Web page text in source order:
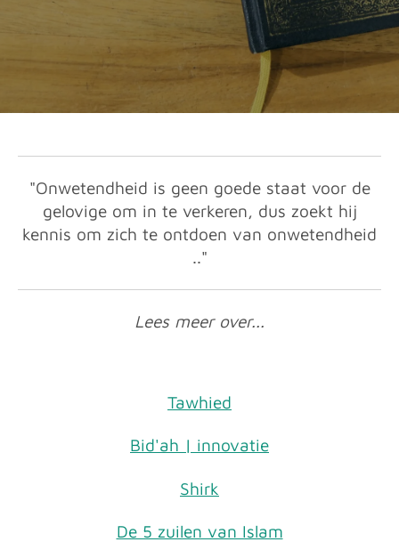
"Onwetendheid is geen goede staat voor de
gelovige om in te verkeren, dus zoekt hij
kennis om zich te ontdoen van onwetendheid
.."
Lees meer over...
Tawhied
Bid'ah | innovatie
Shirk
De 5 zuilen van Islam